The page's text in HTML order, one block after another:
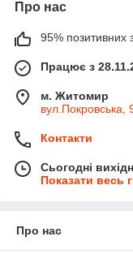
Про нас
95% позитивних з
Працює з
м. Житомир
вул.Покровська,
Контакти
Сьогодні
Показати весь
Про нас